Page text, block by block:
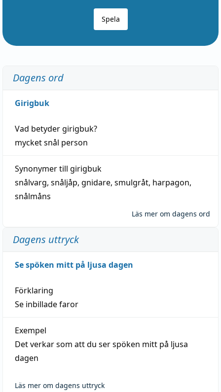
Spela
Dagens ord
Girigbuk
Vad betydergirigbuk?
mycketsnål person
Synonymer till girigbuk
snålvarg, snåljåp, gnidare, smulgråt, harpagon,
snålmåns
Läs mer om dagens ord
Dagens uttryck
Se spöken mitt på ljusa dagen
Förklaring
Se inbillade faror
Exempel
Det verkar som att du ser spöken mitt på ljusa
dagen
Läs mer om dagens uttryck